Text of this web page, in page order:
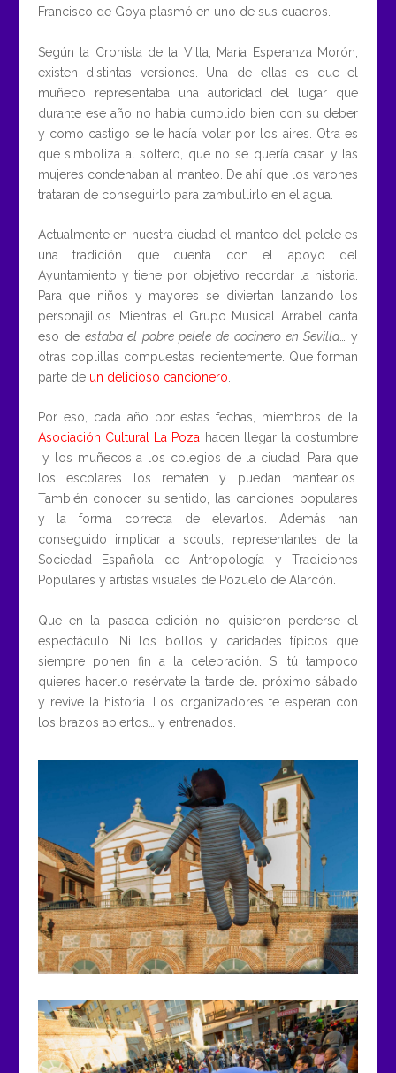
Francisco de Goya plasmó en uno de sus cuadros.
Según la Cronista de la Villa, María Esperanza Morón,
existen distintas versiones. Una de ellas es que el
muñeco representaba una autoridad del lugar que
durante ese año no había cumplido bien con su deber
y como castigo se le hacía volar por los aires. Otra es
que simboliza al soltero, que no se quería casar, y las
mujeres condenaban al manteo. De ahí que los varones
trataran de conseguirlo para zambullirlo en el agua.
Actualmente en nuestra ciudad el manteo del pelele es
una tradición que cuenta con el apoyo del
Ayuntamiento y tiene por objetivo recordar la historia.
Para que niños y mayores se diviertan lanzando los
personajillos. Mientras el Grupo Musical Arrabel canta
eso deestaba el pobre pelele de cocinero en Sevilla … y
otras coplillas compuestas recientemente. Que forman
parte de un delicioso cancionero
Por eso, cada año por estas fechas, miembros de la
Asociación Cultural La Poza hacen llegar la costumbre
y los muñecos a los colegios de la ciudad. Para que
los escolares los rematen y puedan mantearlos.
También conocer su sentido, las canciones populares
y la forma correcta de elevarlos. Además han
conseguido implicar a scouts, representantes de la
Sociedad Española de Antropología y Tradiciones
Populares y artistas visuales de Pozuelo de Alarcón.
Que en la pasada edición no quisieron perderse el
espectáculo. Ni los bollos y caridades típicos que
siempre ponen fin a la celebración. Si tú tampoco
quieres hacerlo resérvate la tarde del próximo sábado
y revive la historia. Los organizadores te esperan con
los brazos abiertos… y entrenados.